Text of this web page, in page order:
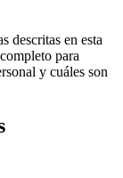
descritas en esta
para
y cuáles son